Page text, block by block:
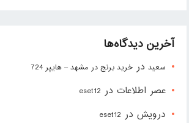
آخرین دیدگاه‌ها
سعید درخرید برنج در مشهد – هایپر 724
عصر اطلاعات در eset12
درویش در eset12